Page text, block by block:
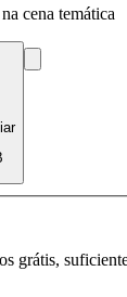
cena temática
grátis,